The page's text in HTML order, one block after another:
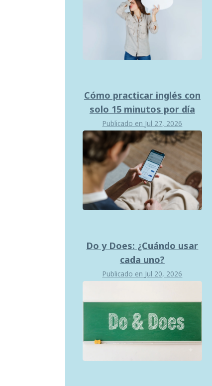
Cómo practicar inglés con
solo 15 minutos por día
Publicado en Jul 27, 2026
Do y Does: ¿Cuándo usar
cada uno?
Publicado en Jul 20, 2026